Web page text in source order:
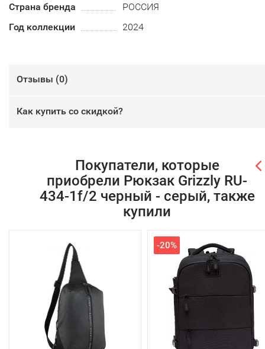
Страна бренда
РОССИЯ
Год коллекции
2024
Отзывы (0)
Как купить со скидкой?
Покупатели, которые
приобрели Рюкзак Grizzly RU-
434-1f/2 черный - серый, также
купили
-20%